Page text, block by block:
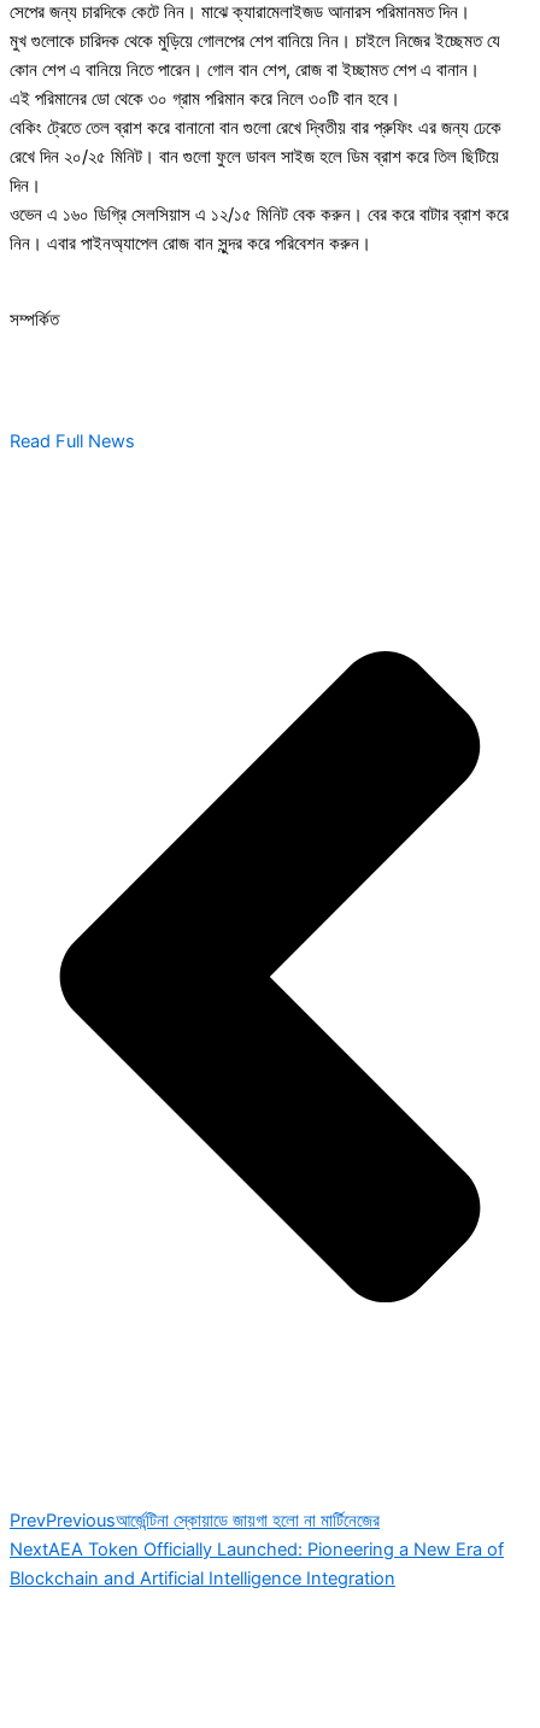
সেপের জন্য চারদিকে কেটে নিন। মাঝে ক্যারামেলাইজড আনারস পরিমানমত দিন।
মুখ গুলোকে চারিদক থেকে মুড়িয়ে গোলপের শেপ বানিয়ে নিন। চাইলে নিজের ইচ্ছেমত যে
কোন শেপ এ বানিয়ে নিতে পারেন। গোল বান শেপ, রোজ বা ইচ্ছামত শেপ এ বানান।
এই পরিমানের ডো থেকে ৩০ গ্রাম পরিমান করে নিলে ৩০টি বান হবে।
বেকিং ট্রেতে তেল ব্রাশ করে বানানো বান গুলো রেখে দ্বিতীয় বার প্রুফিং এর জন্য ঢেকে
রেখে দিন ২০/২৫ মিনিট। বান গুলো ফুলে ডাবল সাইজ হলে ডিম ব্রাশ করে তিল ছিটিয়ে
দিন।
ওভেন এ ১৬০ ডিগ্রি সেলসিয়াস এ ১২/১৫ মিনিট বেক করুন। বের করে বাটার ব্রাশ করে
নিন। এবার পাইনঅ্যাপেল রোজ বান সুন্দর করে পরিবেশন করুন।
সম্পর্কিত
Read Full News
PrevPreviousআর্জেন্টিনা স্কোয়াডে জায়গা হলো না মার্টিনেজের
NextAEA Token Officially Launched: Pioneering a New Era of
Blockchain and Artificial Intelligence Integration